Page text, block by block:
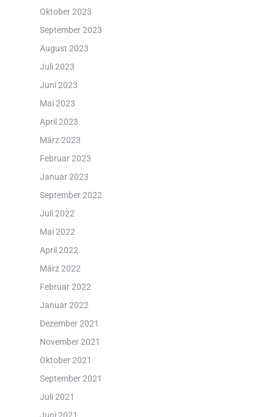
Oktober 2023
September 2023
August 2023
Juli 2023
Juni 2023
Mai 2023
April 2023
März 2023
Februar 2023
Januar 2023
September 2022
Juli 2022
Mai 2022
April 2022
März 2022
Februar 2022
Januar 2022
Dezember 2021
November 2021
Oktober 2021
September 2021
Juli 2021
Juni 2021